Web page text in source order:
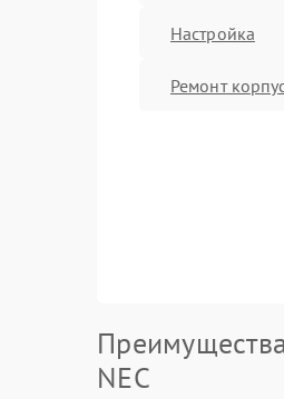
Настройка
Ремонт
NEC